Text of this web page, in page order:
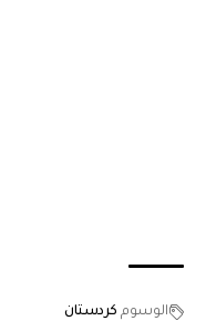
الوسوم كردستان